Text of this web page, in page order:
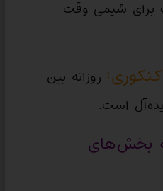
۲ تا ۳ ساعت برای شیمی وقت
روزانه بین
بخش‌های